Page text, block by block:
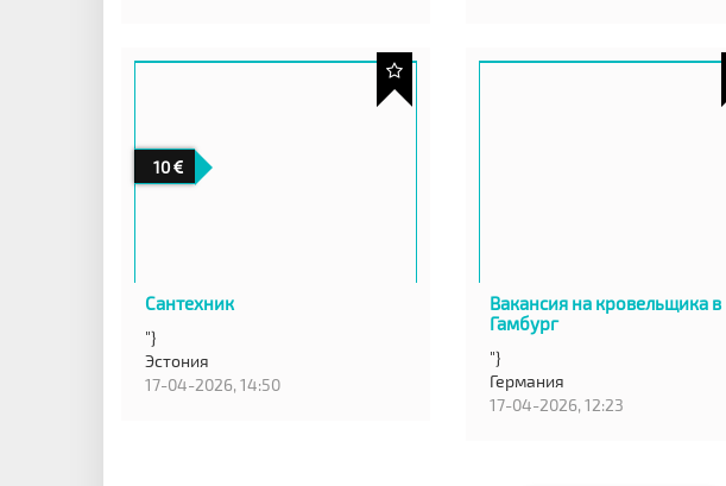
10
Сантехник
"}
Эстония
17-04-2026, 14:50
Вакансия на кровельщика в
Гамбург
"}
Германия
17-04-2026, 12:23